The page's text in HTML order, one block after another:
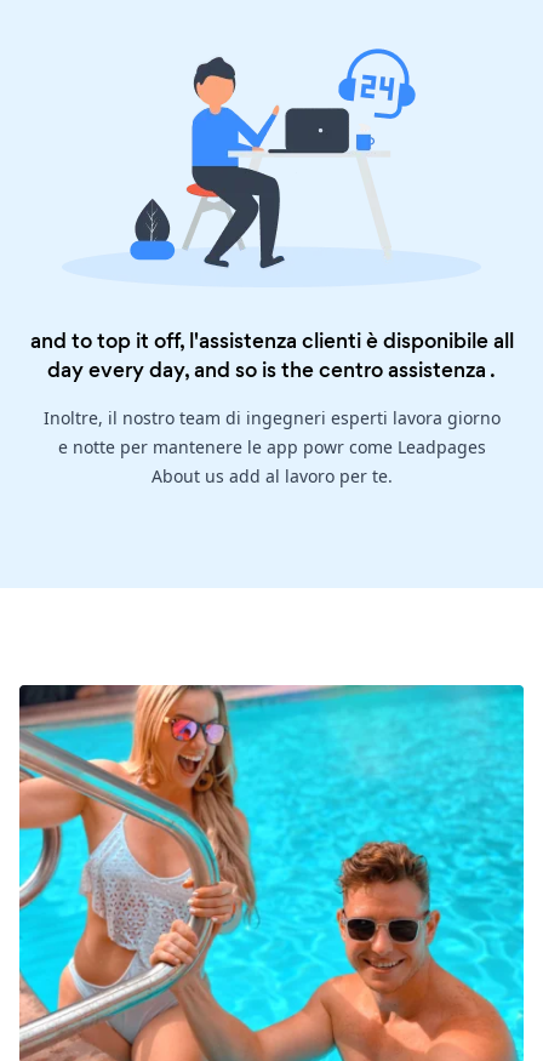
and to top it off, l'assistenza clienti è disponibile all
day every day, and so is thecentro assistenza .
Inoltre, il nostro team di ingegneri esperti lavora giorno
e notte per mantenere le app powr come Leadpages
About us add al lavoro per te.